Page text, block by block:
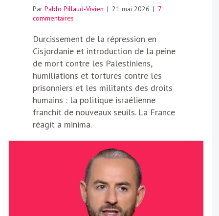
Par Pablo Pillaud-Vivien | 21 mai 2026 | 7
commentaires
Durcissement de la répression en
Cisjordanie et introduction de la peine
de mort contre les Palestiniens,
humiliations et tortures contre les
prisonniers et les militants des droits
humains : la politique israélienne
franchit de nouveaux seuils. La France
réagit a minima.